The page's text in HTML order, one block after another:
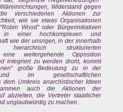
Widerstand gegen
verschiedenen Aktionen zur
wie sie etwas Organisationen
Wood" oder Bürgerinitiativen
in einer hochkomplexen und
wie der unsrigen, in der innerhalb
strukturierten
eine weitergehende Opposition
integriert zu werden droht, kommt
große Bedeutung zu in der
im gesellschaftlichen
dem Umkreis anarchistischer Ideen
auch die Aktionen der
abzielten, die Vertreter staatlicher
unglaubwürdig zu machen.